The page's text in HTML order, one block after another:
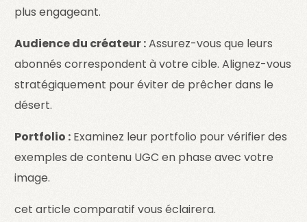
plus engageant.
Audience du créateur :Assurez-vous que leurs
abonnés correspondent à votre cible. Alignez-vous
stratégiquement pour éviter de prêcher dans le
désert.
Portfolio : Examinez leur portfolio pour vérifier des
exemples de contenu UGC en phase avec votre
image.
cet article comparatif vous éclairera.